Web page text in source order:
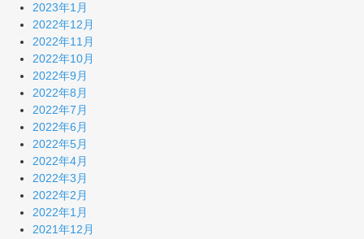
2023年1月
2022年12月
2022年11月
2022年10月
2022年9月
2022年8月
2022年7月
2022年6月
2022年5月
2022年4月
2022年3月
2022年2月
2022年1月
2021年12月